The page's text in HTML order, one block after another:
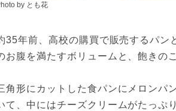
by とも花
35年前、高校の購買で販売するパン
お腹を満たすボリュームと、飽きの
角形にカットした食パンにメロンパ
て、中にはチーズクリームがたっぷ